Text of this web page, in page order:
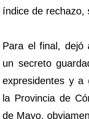
índice de rechazo,
Para el final, dejó
un secreto
expresidentes y a
la Provincia de
de Mayo,